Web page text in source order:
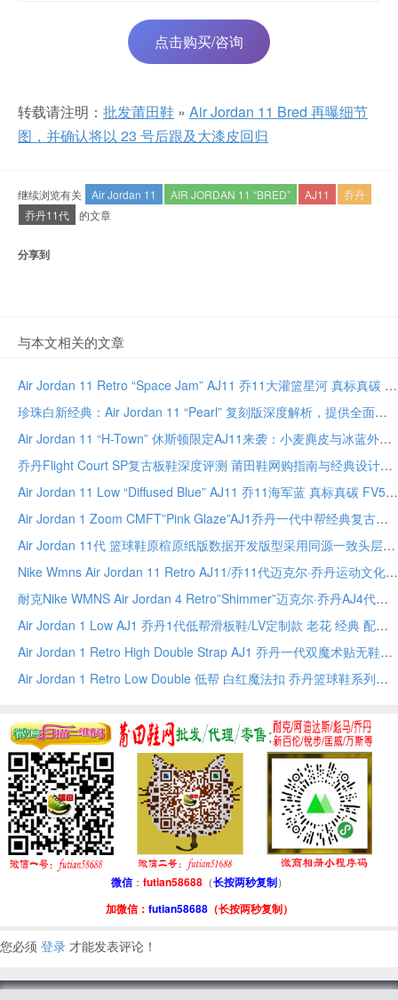
点击购买/咨询
转载请注明： 批发莆田鞋 » Air Jordan 11 Bred 再曝细节
图，并确认将以 23 号后跟及大漆皮回归
继续浏览有关 Air Jordan 11 AIR JORDAN 11 “BRED” AJ11
乔丹
乔丹11代
的文章
分享到
与本文相关的文章
Air Jordan 11 Retro “Space Jam” AJ11 乔11大灌篮星河 真标真碳 高帮篮球鞋 CT8012-900
珍珠白新经典：Air Jordan 11 “Pearl” 复刻版深度解析，提供全面的收藏指南与穿搭建议
Air Jordan 11 “H-Town” 休斯顿限定AJ11来袭：小麦麂皮与冰蓝外底的夏日交响
乔丹Flight Court SP复古板鞋深度评测 莆田鞋网购指南与经典设计解析
Air Jordan 11 Low “Diffused Blue” AJ11 乔11海军蓝 真标真碳 FV5104-104
Air Jordan 1 Zoom CMFT”Pink Glaze”AJ1乔丹一代中帮经典复古文化休闲运动篮球鞋
Air Jordan 11代 篮球鞋原楦原纸版数据开发版型采用同源一致头层磨砂皮
Nike Wmns Air Jordan 11 Retro AJ11/乔11代迈克尔·乔丹运动文化篮球鞋
耐克Nike WMNS Air Jordan 4 Retro”Shimmer”迈克尔·乔丹AJ4代中帮
Air Jordan 1 Low AJ1 乔丹1代低帮滑板鞋/LV定制款 老花 经典 配色
Air Jordan 1 Retro High Double Strap AJ1 乔丹一代双魔术贴无鞋带高帮篮球鞋
Air Jordan 1 Retro Low Double 低帮 白红魔法扣 乔丹篮球鞋系列
微信： futian58688（长按两秒复制）
加微信： futian58688（长按两秒复制）
您必须 登录 才能发表评论！